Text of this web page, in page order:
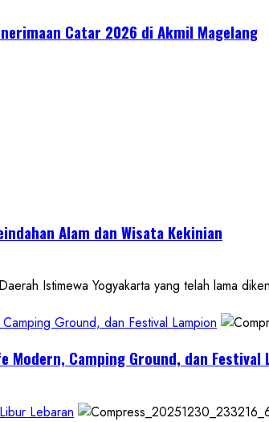
Catar 2026 di Akmil Magelang
Alam dan Wisata Kekinian
Istimewa Yogyakarta yang telah lama
Ground, dan Festival Lampion
Modern, Camping Ground, dan Festival
Lebaran